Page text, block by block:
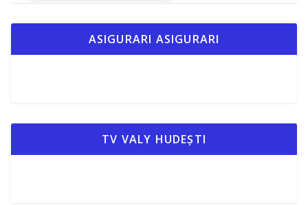
ASIGURARI ASIGURARI
TV VALY HUDEȘTI